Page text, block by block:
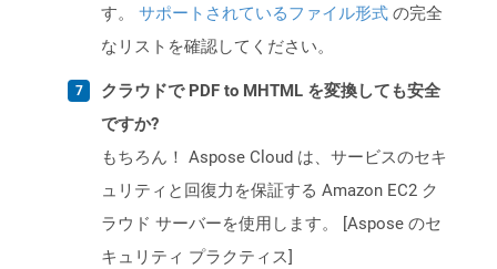
す。 サポートされているファイル形式 の完全
なリストを確認してください。
クラウドで PDF to MHTML を変換しても安全
ですか?
もちろん！ Aspose Cloud は、サービスのセキ
ュリティと回復力を保証する Amazon EC2 ク
ラウド サーバーを使用します。 [Aspose のセ
キュリティ プラクティス]